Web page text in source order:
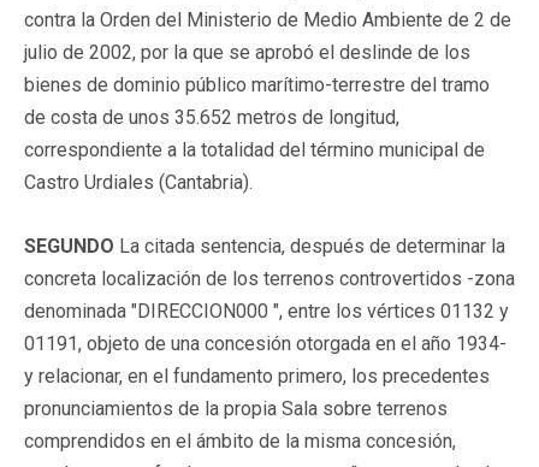
contra la Orden del Ministerio de Medio Ambiente de 2 de
julio de 2002, por la que se aprobó el deslinde de los
bienes de dominio público marítimo-terrestre del tramo
de costa de unos 35.652 metros de longitud,
correspondiente a la totalidad del término municipal de
Castro Urdiales (Cantabria).
SEGUNDO La citada sentencia, después de determinar la
concreta localización de los terrenos controvertidos -zona
denominada "DIRECCION000 ", entre los vértices 01132 y
01191, objeto de una concesión otorgada en el año 1934-
y relacionar, en el fundamento primero, los precedentes
pronunciamientos de la propia Sala sobre terrenos
comprendidos en el ámbito de la misma concesión,